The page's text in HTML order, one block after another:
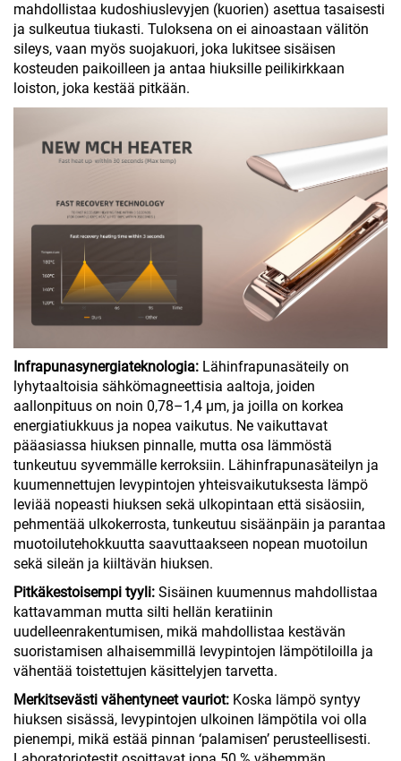
mahdollistaa kudoshiuslevyjen (kuorien) asettua tasaisesti
ja sulkeutua tiukasti. Tuloksena on ei ainoastaan välitön
sileys, vaan myös suojakuori, joka lukitsee sisäisen
kosteuden paikoilleen ja antaa hiuksille peilikirkkaan
loiston, joka kestää pitkään.
Infrapunasynergiateknologia: Lähinfrapunasäteily on
lyhytaaltoisia sähkömagneettisia aaltoja, joiden
aallonpituus on noin 0,78–1,4 μm, ja joilla on korkea
energiatiukkuus ja nopea vaikutus. Ne vaikuttavat
pääasiassa hiuksen pinnalle, mutta osa lämmöstä
tunkeutuu syvemmälle kerroksiin. Lähinfrapunasäteilyn ja
kuumennettujen levypintojen yhteisvaikutuksesta lämpö
leviää nopeasti hiuksen sekä ulkopintaan että sisäosiin,
pehmentää ulkokerrosta, tunkeutuu sisäänpäin ja parantaa
muotoilutehokkuutta saavuttaakseen nopean muotoilun
sekä sileän ja kiiltävän hiuksen.
Pitkäkestoisempi tyyli: Sisäinen kuumennus mahdollistaa
kattavamman mutta silti hellän keratiinin
uudelleenrakentumisen, mikä mahdollistaa kestävän
suoristamisen alhaisemmillä levypintojen lämpötiloilla ja
vähentää toistettujen käsittelyjen tarvetta.
Merkitsevästi vähentyneet vauriot: Koska lämpö syntyy
hiuksen sisässä, levypintojen ulkoinen lämpötila voi olla
pienempi, mikä estää pinnan ‘palamisen’ perusteellisesti.